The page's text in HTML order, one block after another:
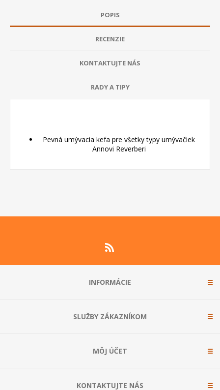
POPIS
RECENZIE
KONTAKTUJTE NÁS
RADY A TIPY
Pevná umývacia kefa pre všetky typy umývačiek
Annovi Reverberi
INFORMÁCIE
SLUŽBY ZÁKAZNÍKOM
MÔJ ÚČET
KONTAKTUJTE NÁS